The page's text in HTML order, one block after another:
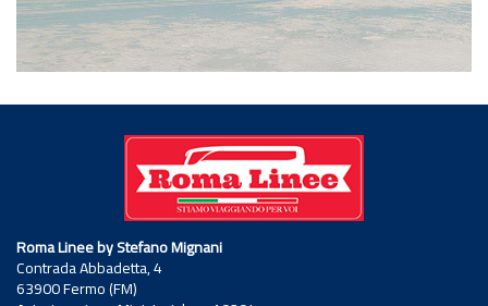
Roma Linee by Stefano Mignani
Contrada Abbadetta, 4
63900 Fermo (FM)